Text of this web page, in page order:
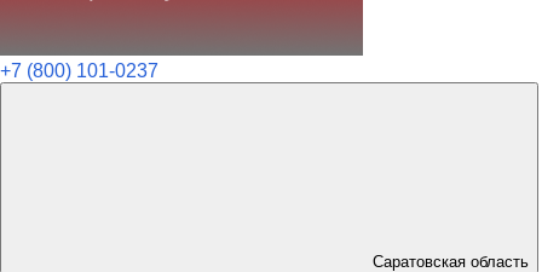
+7 (800) 101-0237
Саратовская область